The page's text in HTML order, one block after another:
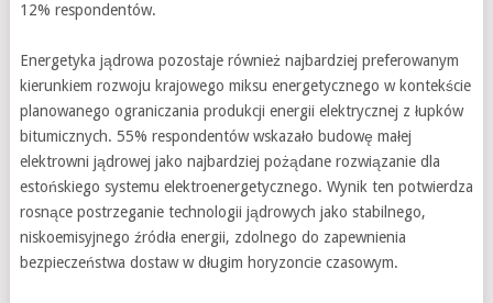
12% respondentów.
Energetyka jądrowa pozostaje również najbardziej preferowanym
kierunkiem rozwoju krajowego miksu energetycznego w kontekście
planowanego ograniczania produkcji energii elektrycznej z łupków
bitumicznych. 55% respondentów wskazało budowę małej
elektrowni jądrowej jako najbardziej pożądane rozwiązanie dla
estońskiego systemu elektroenergetycznego. Wynik ten potwierdza
rosnące postrzeganie technologii jądrowych jako stabilnego,
niskoemisyjnego źródła energii, zdolnego do zapewnienia
bezpieczeństwa dostaw w długim horyzoncie czasowym.